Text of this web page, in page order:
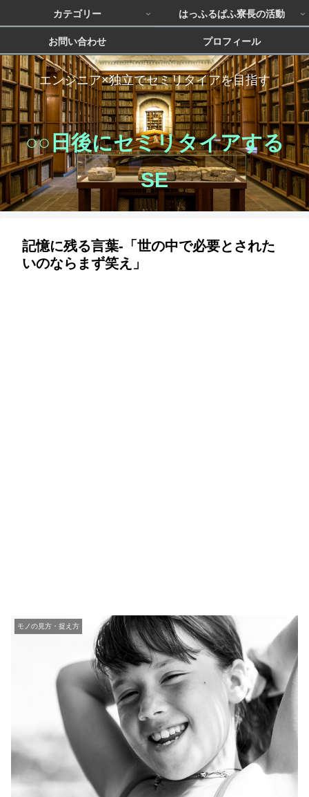
エンジニア×独立でセミリタイアを目指す
○○日後にセミリタイアする
SE
カテゴリー はっふるぱふ寮長の活動
お問い合わせ プロフィール
記憶に残る言葉‐「世の中で必要とされた
いのならまず笑え」
モノの見方・捉え方